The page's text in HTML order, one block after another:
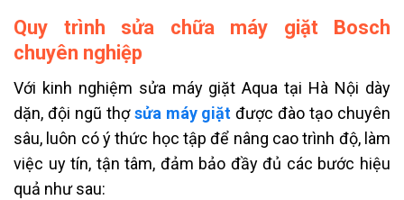
Quy trình sửa chữa máy giặt
Bosch
chuyên nghiệp
Với kinh nghiệm sửa máy giặt Aqua tại Hà Nội dày
dặn, đội ngũ thợsửa máy giặt được đào tạo chuyên
sâu, luôn có ý thức học tập để nâng cao trình độ, làm
việc uy tín, tận tâm, đảm bảo đầy đủ các bước hiệu
quả như sau: